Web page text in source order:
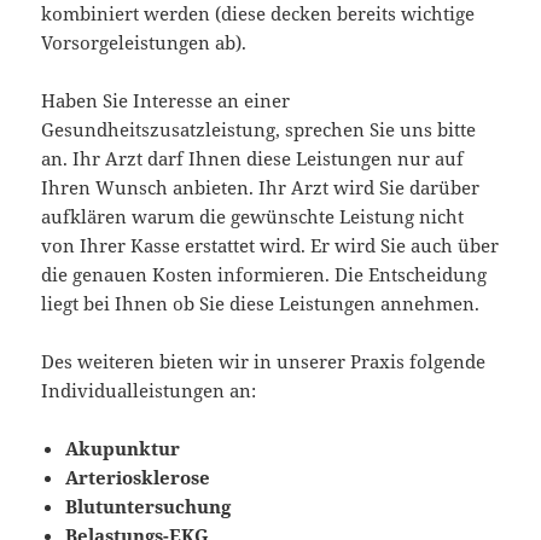
kombiniert werden (diese decken bereits wichtige
Vorsorgeleistungen ab).
Haben Sie Interesse an einer
Gesundheitszusatzleistung, sprechen Sie uns bitte
an. Ihr Arzt darf Ihnen diese Leistungen nur auf
Ihren Wunsch anbieten. Ihr Arzt wird Sie darüber
aufklären warum die gewünschte Leistung nicht
von Ihrer Kasse erstattet wird. Er wird Sie auch über
die genauen Kosten informieren. Die Entscheidung
liegt bei Ihnen ob Sie diese Leistungen annehmen.
Des weiteren bieten wir in unserer Praxis folgende
Individualleistungen an:
Akupunktur
Arteriosklerose
Blutuntersuchung